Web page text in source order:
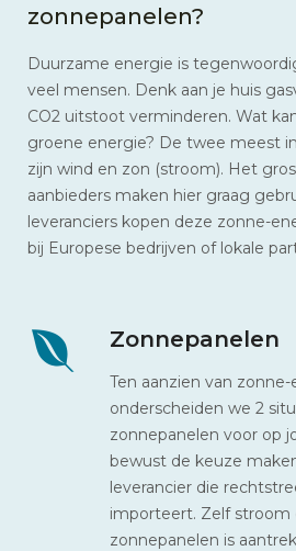
zonnepanelen?
Duurzame energie is
veel mensen. Denk aan je huis
CO2 uitstoot verminderen. Wat
groene energie? De twee meest
zijn wind en zon (stroom). Het
aanbieders maken hier graag
leveranciers kopen deze zonne-
bij Europese bedrijven of lokale
Zonnepanelen
Ten aanzien van
onderscheiden we 2
zonnepanelen voor op
bewust de keuze
leverancier die
importeert. Zelf
zonnepanelen is